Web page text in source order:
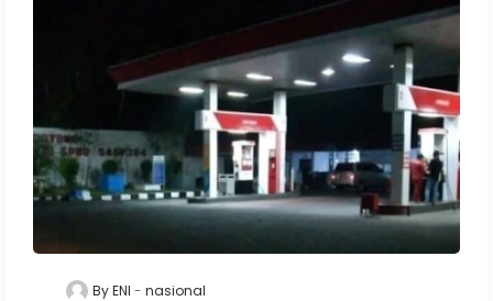
By ENI nasional